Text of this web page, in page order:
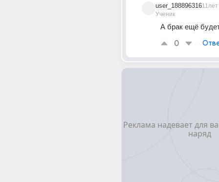
user_188896316
Ученик
11лет
А брак ещё
0